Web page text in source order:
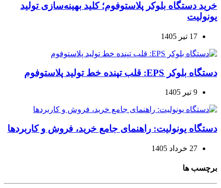
خرید دستگاه بلوکر پلاستوفوم؛ کلید بهینه‌سازی تولید
یونولیت
17 تیر 1405
دستگاه بلوکر EPS: قلب تپنده خط تولید پلاستوفوم
9 تیر 1405
دستگاه یونولیت: راهنمای جامع خرید، فروش و کاربردها
27 خرداد 1405
برچسب ها